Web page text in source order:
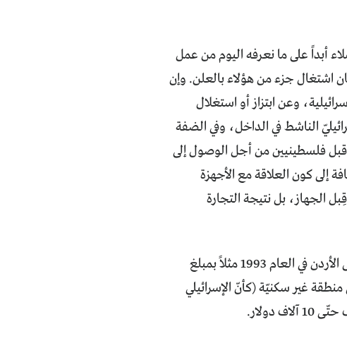
العام 1987، لم يقتصر دور العملاء أبداً على ما نعرفه اليوم من عمل
اشتغال جزء من هؤلاء بالعلن. وإن
وعن ابتزاز أو استغلال
الناشط في الداخل، وفي الضفة
فلسطينيين من أجل الوصول إلى
إلى كون العلاقة مع الأجهزة
الجهاز، بل نتيجة التجارة
كان هذا بالأساس عمل من يسمّون بالوسطاء. باعوا للناس تصريح السفر إلى الأردن في العام 1993 مثلاً بمبلغ
منطقة غير سكنيّة (كأنّ الإسرائيلي